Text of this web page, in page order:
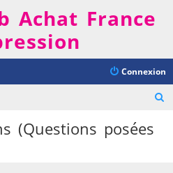
Achat France
Connexion
(Questions posées